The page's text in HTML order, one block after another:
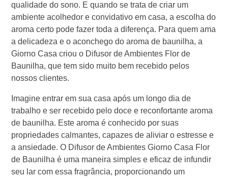
qualidade do sono. E quando se trata de criar um
ambiente acolhedor e convidativo em casa, a escolha do
aroma certo pode fazer toda a diferença. Para quem ama
a delicadeza e o aconchego do aroma de baunilha, a
Giorno Casa criou o Difusor de Ambientes Flor de
Baunilha, que tem sido muito bem recebido pelos
nossos clientes.
Imagine entrar em sua casa após um longo dia de
trabalho e ser recebido pelo doce e reconfortante aroma
de baunilha. Este aroma é conhecido por suas
propriedades calmantes, capazes de aliviar o estresse e
a ansiedade. O Difusor de Ambientes Giorno Casa Flor
de Baunilha é uma maneira simples e eficaz de infundir
seu lar com essa fragrância, proporcionando um